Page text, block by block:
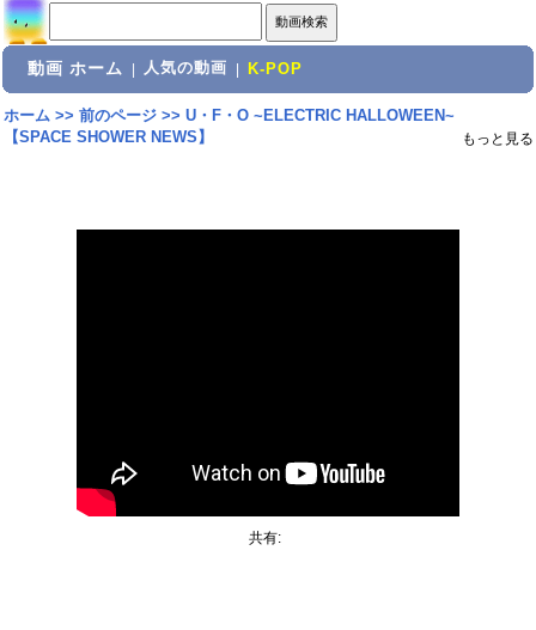
動画 ホーム 人気の動画 K-POP
ホーム>> 前のページ>> U・F・O ~ELECTRIC HALLOWEEN~
【SPACE SHOWER NEWS】
もっと見る
共有: